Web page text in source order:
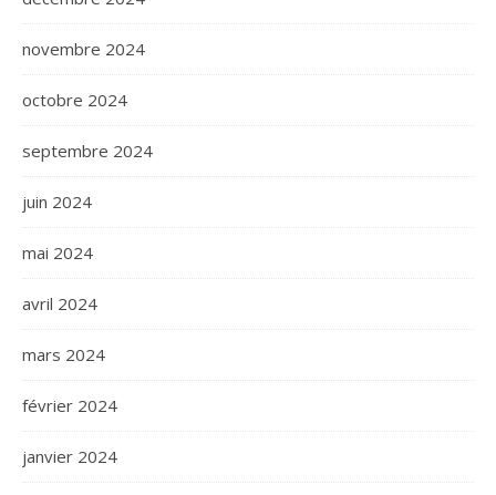
novembre 2024
octobre 2024
septembre 2024
juin 2024
mai 2024
avril 2024
mars 2024
février 2024
janvier 2024